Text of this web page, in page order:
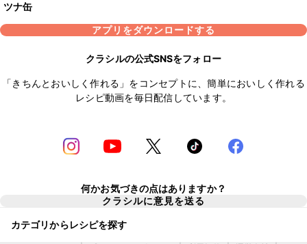
ツナ缶
アプリをダウンロードする
クラシルの公式SNSをフォロー
「きちんとおいしく作れる」をコンセプトに、簡単においしく作れる
レシピ動画を毎日配信しています。
何かお気づきの点はありますか？
クラシルに意見を送る
カテゴリからレシピを探す